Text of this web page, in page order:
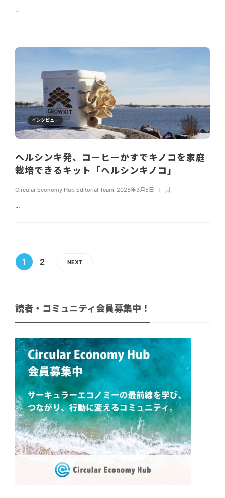
...
インタビュー
ヘルシンキ発、コーヒーかすでキノコを家庭
栽培できるキット「ヘルシンキノコ」
Circular Economy Hub Editorial Team 2025年3月5日
...
1 2 NEXT
読者・コミュニティ会員募集中！